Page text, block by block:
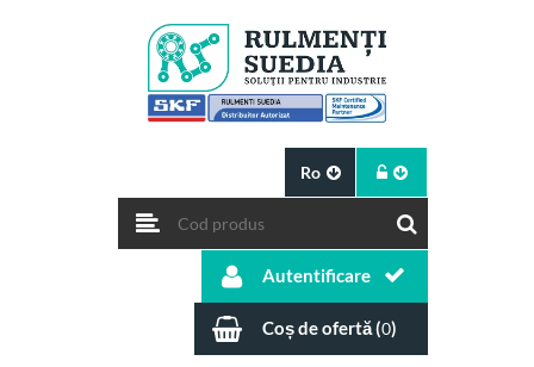
Ro
Autentificare
Coș de ofertă (0)